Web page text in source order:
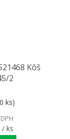
Kôš
2
ks)
/ ks